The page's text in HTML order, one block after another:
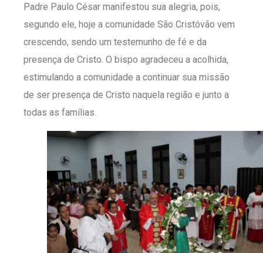
Padre Paulo César manifestou sua alegria, pois,
segundo ele, hoje a comunidade São Cristóvão vem
crescendo, sendo um testemunho de fé e da
presença de Cristo. O bispo agradeceu a acolhida,
estimulando a comunidade a continuar sua missão
de ser presença de Cristo naquela região e junto a
todas as famílias.